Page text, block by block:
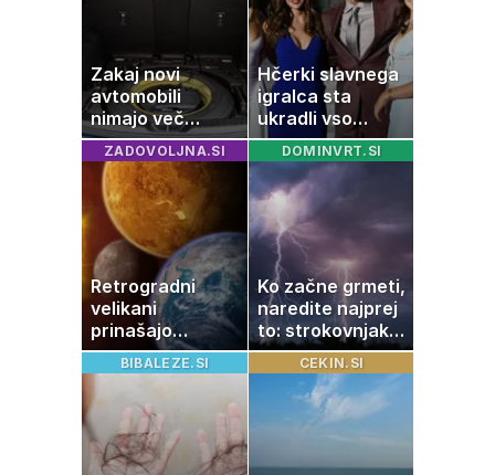
Zakaj novi
avtomobili
nimajo več
rezervne gume?
Hčerki slavnega
igralca sta
ukradli vso
pozornost
ZADOVOLJNA.SI
Retrogradni
velikani
prinašajo
pomembne
premike – kaj
pomeni, da so
Saturn, Neptun
in Pluton hkrati
retrogradni?
DOMINVRT.SI
Ko začne grmeti,
naredite najprej
to: strokovnjaki
opozarjajo na
pogosto napako
BIBALEZE.SI CEKIN.SI